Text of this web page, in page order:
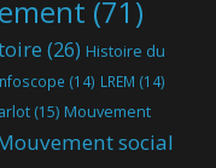
(71)
(26) Histoire du
(14) LREM (14)
(15) Mouvement
social